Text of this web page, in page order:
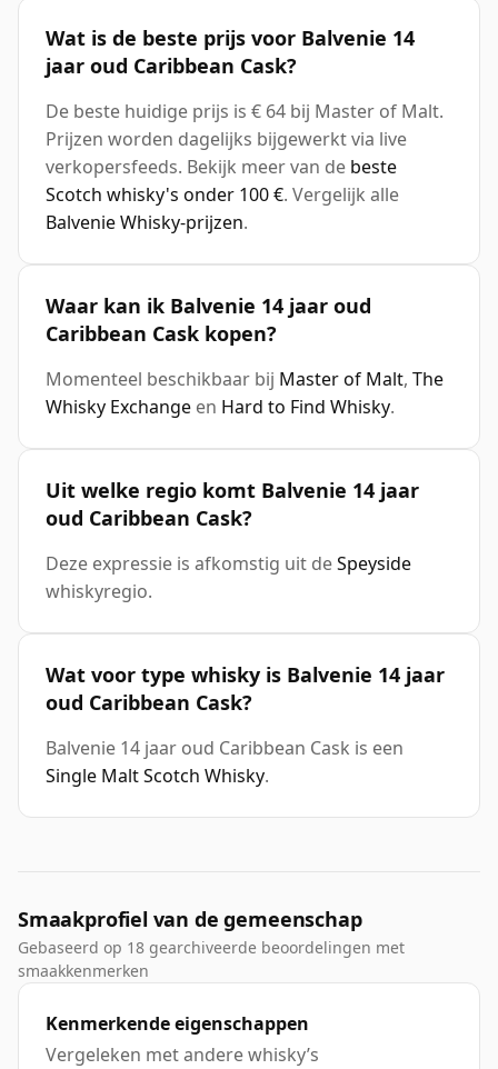
Wat is de beste prijs voor Balvenie 14
jaar oud Caribbean Cask?
De beste huidige prijs is € 64 bij Master of Malt.
Prijzen worden dagelijks bijgewerkt via live
verkopersfeeds. Bekijk meer van de beste
Scotch whisky's onder 100 €. Vergelijk alle
Balvenie Whisky-prijzen.
Waar kan ik Balvenie 14 jaar oud
Caribbean Cask kopen?
Momenteel beschikbaar bij Master of Malt, The
Whisky Exchange en Hard to Find Whisky.
Uit welke regio komt Balvenie 14 jaar
oud Caribbean Cask?
Deze expressie is afkomstig uit deSpeyside
whiskyregio.
Wat voor type whisky is Balvenie 14 jaar
oud Caribbean Cask?
Balvenie 14 jaar oud Caribbean Cask is een
Single Malt Scotch Whisky.
Smaakprofiel van de gemeenschap
Gebaseerd op 18 gearchiveerde beoordelingen met
smaakkenmerken
Kenmerkende eigenschappen
Vergeleken met andere whisky’s